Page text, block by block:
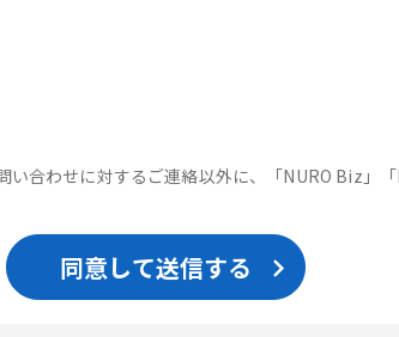
合わせに対するご連絡以外に、「NURO Biz」
同意して送信する